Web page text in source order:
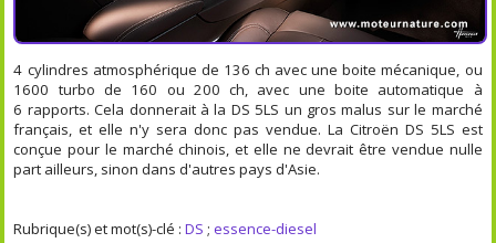
4 cylindres atmosphérique de 136 ch avec une boite mécanique, ou
1600 turbo de 160 ou 200 ch, avec une boite automatique à
6 rapports. Cela donnerait à la DS 5LS un gros malus sur le marché
français, et elle n'y sera donc pas vendue. La Citroën DS 5LS est
conçue pour le marché chinois, et elle ne devrait être vendue nulle
part ailleurs, sinon dans d'autres pays d'Asie.
Rubrique(s) et mot(s)-clé :DS ;essence-diesel